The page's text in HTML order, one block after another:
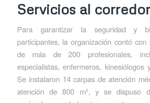
Servicios al corredor
Para garantizar la seguridad y
participantes, la organización contó
de más de 200 profesionales,
especialistas, enfermeros, kinesiólogos
Se instalaron 14 carpas de atención
atención de 800 m², y se dispuso